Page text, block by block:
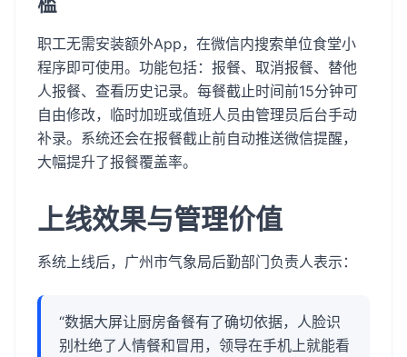
职工无需安装额外App，在微信内搜索单位食堂小
程序即可使用。功能包括：报餐、取消报餐、替他
人报餐、查看历史记录。每餐截止时间前15分钟可
自由修改，临时加班或值班人员由管理员后台手动
补录。系统还会在报餐截止前自动推送微信提醒，
大幅提升了报餐覆盖率。
上线效果与管理价值
系统上线后，广州市气象局后勤部门负责人表示：
“数据大屏让厨房备餐有了确切依据，人脸识
别杜绝了人情餐和冒用，领导在手机上就能看